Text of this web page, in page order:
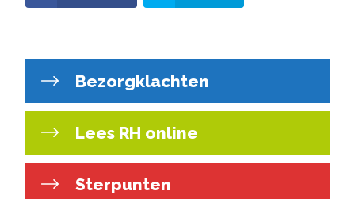
Bezorgklachten
Lees RH online
Sterpunten